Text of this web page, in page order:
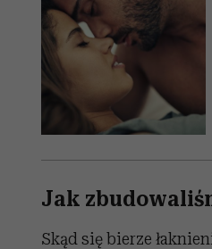
Jak
Skąd się bierze